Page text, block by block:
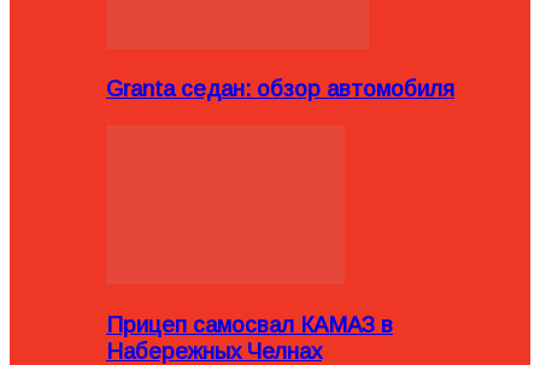
Granta седан: обзор автомобиля
Прицеп самосвал КАМАЗ в
Набережных Челнах